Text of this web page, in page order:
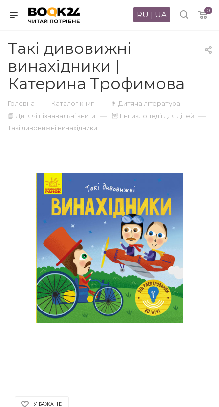
0
RU | UA
Такі дивовижні
винахідники |
Катерина Трофимова
Головна — Каталог книг — 👨 Дитяча література —
📘 Дитячі пізнавальні книги — 🦉 Енциклопедії для дітей —
Такі дивовижні винахідники
У БАЖАНЕ